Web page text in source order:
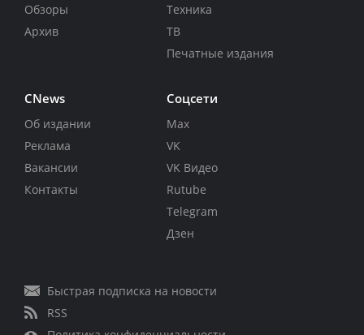
Обзоры
Архив
Техника
ТВ
Печатные издания
CNews
Об издании
Реклама
Вакансии
Контакты
Соцсети
Max
VK
VK Видео
Rutube
Telegram
Дзен
Быстрая подписка на новости
RSS